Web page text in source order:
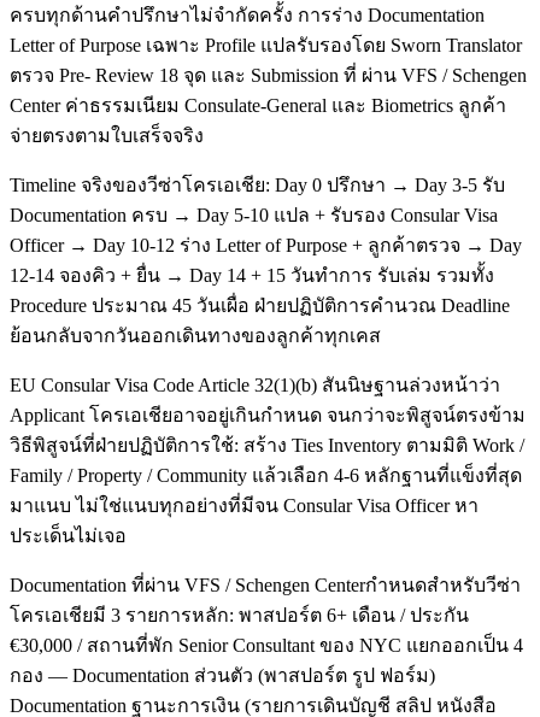
ครบทุกด้านคำปรึกษาไม่จำกัดครั้ง การร่าง Documentation
Letter of Purpose เฉพาะ Profile แปลรับรองโดย Sworn Translator
ตรวจ Pre- Review 18 จุด และ Submission ที่ ผ่าน VFS / Schengen
Center ค่าธรรมเนียม Consulate-General และ Biometrics ลูกค้า
จ่ายตรงตามใบเสร็จจริง
Timeline จริงของวีซ่าโครเอเชีย: Day 0 ปรึกษา → Day 3-5 รับ
Documentation ครบ → Day 5-10 แปล + รับรอง Consular Visa
Officer → Day 10-12 ร่าง Letter of Purpose + ลูกค้าตรวจ → Day
12-14 จองคิว + ยื่น → Day 14 + 15 วันทำการ รับเล่ม รวมทั้ง
Procedure ประมาณ 45 วันเผื่อ ฝ่ายปฏิบัติการคำนวณ Deadline
ย้อนกลับจากวันออกเดินทางของลูกค้าทุกเคส
EU Consular Visa Code Article 32(1)(b) สันนิษฐานล่วงหน้าว่า
Applicant โครเอเชียอาจอยู่เกินกำหนด จนกว่าจะพิสูจน์ตรงข้าม
วิธีพิสูจน์ที่ฝ่ายปฏิบัติการใช้: สร้าง Ties Inventory ตามมิติ Work /
Family / Property / Community แล้วเลือก 4-6 หลักฐานที่แข็งที่สุด
มาแนบ ไม่ใช่แนบทุกอย่างที่มีจน Consular Visa Officer หา
ประเด็นไม่เจอ
Documentation ที่ผ่าน VFS / Schengen Centerกำหนดสำหรับวีซ่า
โครเอเชียมี 3 รายการหลัก: พาสปอร์ต 6+ เดือน / ประกัน
€30,000 / สถานที่พัก Senior Consultant ของ NYC แยกออกเป็น 4
กอง — Documentation ส่วนตัว (พาสปอร์ต รูป ฟอร์ม)
Documentation ฐานะการเงิน (รายการเดินบัญชี สลิป หนังสือ